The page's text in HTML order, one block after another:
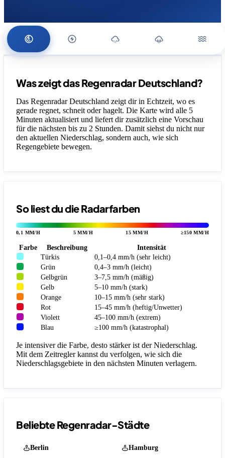
Was zeigt das Regenradar Deutschland?
Das Regenradar Deutschland zeigt dir in Echtzeit, wo es
gerade regnet, schneit oder hagelt. Die Karte wird alle 5
Minuten aktualisiert und liefert dir zusätzlich eine Vorschau
für die nächsten bis zu 2 Stunden. Damit siehst du nicht nur
den aktuellen Niederschlag, sondern auch, wie sich
Regengebiete bewegen.
So liest du die Radarfarben
0,1 MM/H 5 MM/H 15 MM/H ≥150 MM/H
Farbe Beschreibung
Intensität
Türkis
0,1–0,4 mm/h (sehr leicht)
Grün
0,4–3 mm/h (leicht)
Gelbgrün
3–7,5 mm/h (mäßig)
Gelb
5–10 mm/h (stark)
Orange
10–15 mm/h (sehr stark)
Rot
15–45 mm/h (heftig/Unwetter)
Violett
45–100 mm/h (extrem)
Blau
≥100 mm/h (katastrophal)
Je intensiver die Farbe, desto stärker ist der Niederschlag.
Mit dem Zeitregler kannst du verfolgen, wie sich die
Niederschlagsgebiete in den nächsten Minuten verlagern.
Beliebte Regenradar-Städte
Berlin Hamburg